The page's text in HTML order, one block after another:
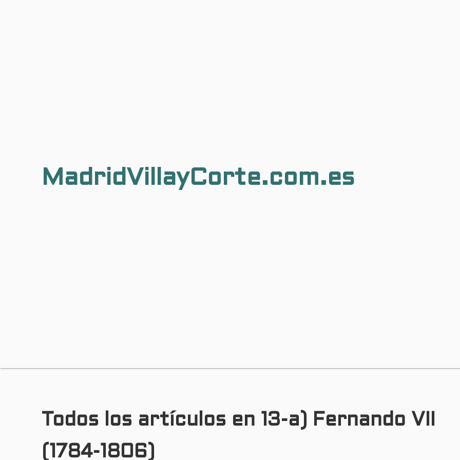
MadridVillayCorte.com.es
Todos los artículos en 13-a) Fernando VII
(1784-1806)